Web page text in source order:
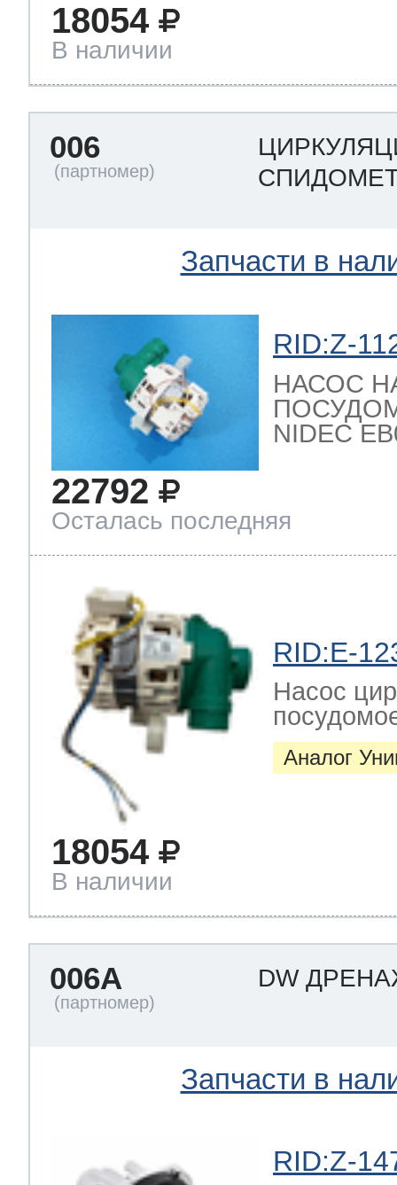
18054
В наличии
006
Запчасти в
RID:Z-
НАСОС
NIDEC
22792
Осталась последняя
RID:E-
Насос
Аналог
18054
В наличии
006A DW
Запчасти в
RID:Z-